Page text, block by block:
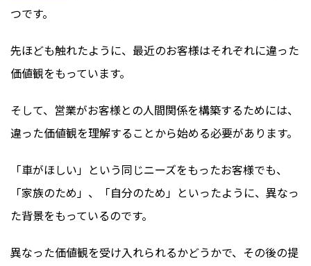
つです。
先ほども触れたように、最近のお客様はそれぞれに違った
価値観をもっています。
そして、営業がお客様との人間関係を構築するためには、
違った価値観を理解することから始める必要があります。
「車がほしい」という同じニーズをもったお客様でも、
「家族のため」、「自分のため」といったように、異なっ
た背景をもっているのです。
異なった価値観を受け入れられるかどうかで、その後の提